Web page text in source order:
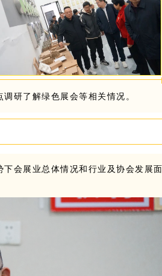
研了解绿色展会等相关情况。
下会展业总体情况和行业及协会发展面